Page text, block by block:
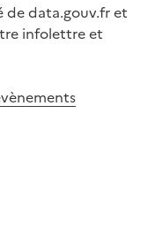
de data.gouv.fr et
infolettre et